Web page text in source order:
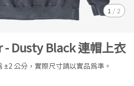
1 / 2
- Dusty Black 連帽上衣
公分，實際尺寸請以實品為準。